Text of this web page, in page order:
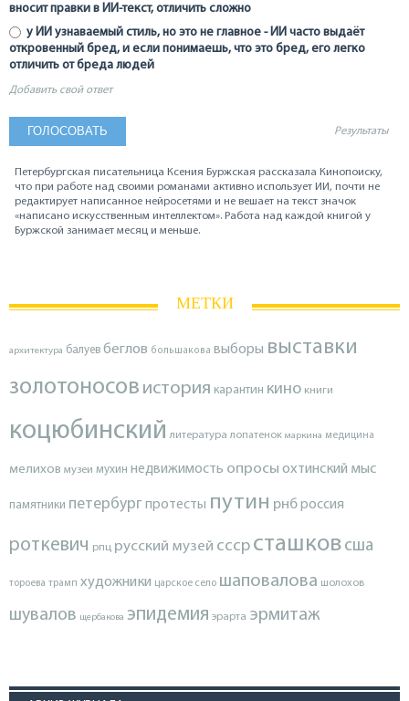
вносит правки в ИИ-текст, отличить сложно
у ИИ узнаваемый стиль, но это не главное - ИИ часто выдаёт
откровенный бред, и если понимаешь, что это бред, его легко
отличить от бреда людей
Добавить свой ответ
Результаты
Петербургская писательница Ксения Буржская рассказала Кинопоиску,
что при работе над своими романами активно использует ИИ, почти не
редактирует написанное нейросетями и не вешает на текст значок
«написано искусственным интеллектом». Работа над каждой книгой у
Буржской занимает месяц и меньше.
МЕТКИ
архитектура балуев беглов большакова выборы выставки
золотоносов история карантин кино книги
коцюбинский литература лопатенок маркина медицина
мелихов музеи мухин недвижимость опросы охтинский мыс
памятники петербургпротесты путин рнброссия
роткевич рпц русский музей ссср сташков сша
тороева трамп художники царское село шаповалова шолохов
шувалов щербакова эпидемия эрарта эрмитаж